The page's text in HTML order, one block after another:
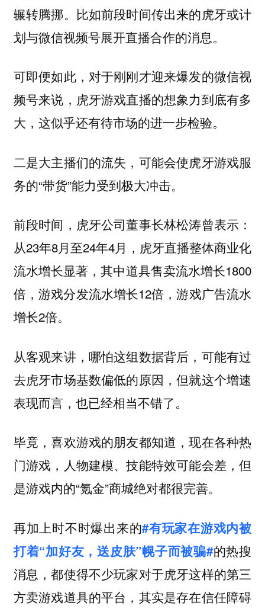
辗转腾挪。比如前段时间传出来的虎牙或计
划与微信视频号展开直播合作的消息。
可即便如此，对于刚刚才迎来爆发的微信视
频号来说，虎牙游戏直播的想象力到底有多
大，这似乎还有待市场的进一步检验。
二是大主播们的流失，可能会使虎牙游戏服
务的“带货”能力受到极大冲击。
前段时间，虎牙公司董事长林松涛曾表示：
从23年8月至24年4月，虎牙直播整体商业化
流水增长显著，其中道具售卖流水增长1800
倍，游戏分发流水增长12倍，游戏广告流水
增长2倍。
从客观来讲，哪怕这组数据背后，可能有过
去虎牙市场基数偏低的原因，但就这个增速
表现而言，也已经相当不错了。
毕竟，喜欢游戏的朋友都知道，现在各种热
门游戏，人物建模、技能特效可能会差，但
是游戏内的“氪金”商城绝对都很完善。
再加上时不时爆出来的#有玩家在游戏内被
打着“加好友，送皮肤”幌子而被骗#的热搜
消息，都使得不少玩家对于虎牙这样的第三
方卖游戏道具的平台，其实是存在信任障碍